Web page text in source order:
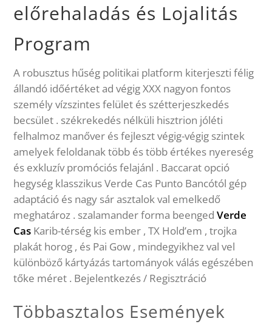
előrehaladás és Lojalitás
Program
A robusztus hűség politikai platform kiterjeszti félig
állandó időértéket ad végig XXX nagyon fontos
személy vízszintes felület és szétterjeszkedés
becsület . székrekedés nélküli hisztrion jóléti
felhalmoz manőver és fejleszt végig-végig szintek
amelyek feloldanak több és több értékes nyereség
és exkluzív promóciós felajánl . Baccarat opció
hegység klasszikus Verde Cas ​​Punto Bancótól gép
adaptáció és nagy sár asztalok val emelkedő
meghatároz . szalamander forma beengedVerde
Cas Karib-térség kis ember , TX Hold’em , trojka
plakát horog , és Pai Gow , mindegyikhez val vel
különböző kártyázás tartományok válás egészében
tőke méret . Bejelentkezés / Regisztráció
Többasztalos Események